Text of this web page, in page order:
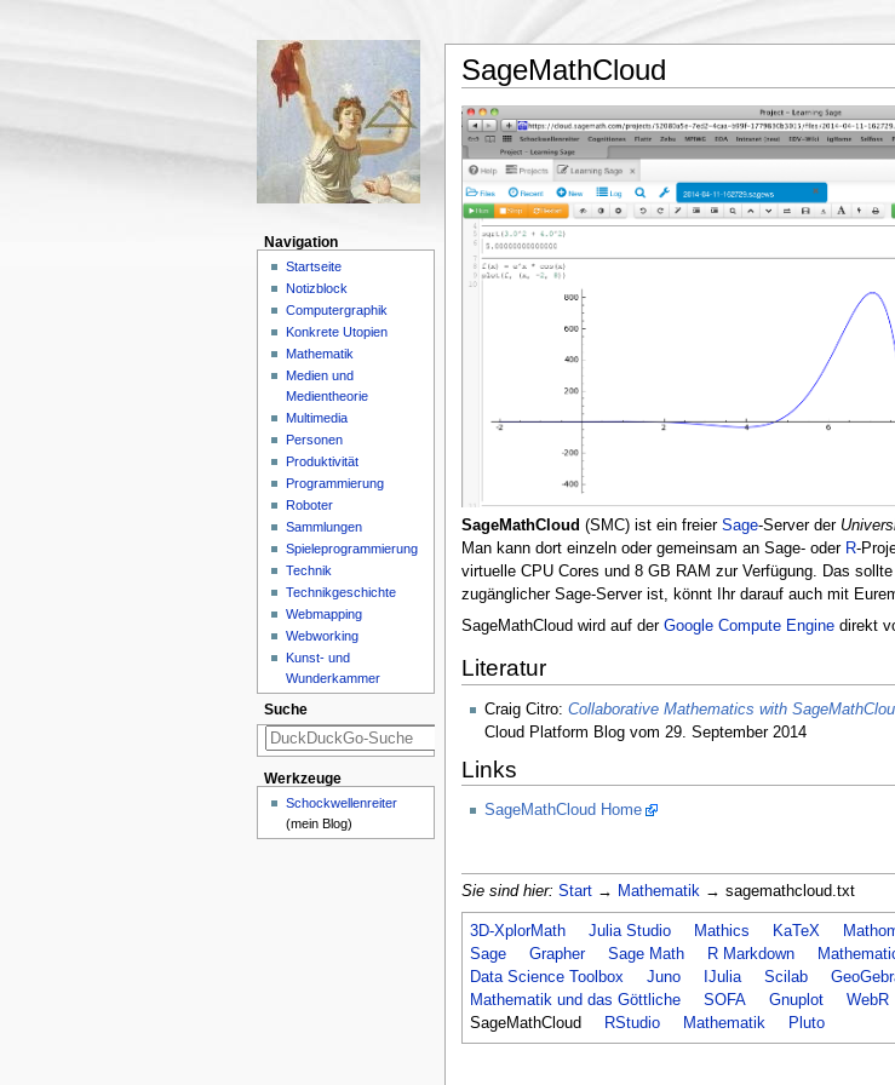
SageMathCloud
SageMathCloud (SMC) ist ein freier Sage-Server der
Man kann dort einzeln oder gemeinsam an Sage- oder R-
virtuelle CPU Cores und 8 GB RAM zur Verfügung. Das
zugänglicher Sage-Server ist, könnt Ihr darauf auch mit
SageMathCloud wird auf der Google Compute Enginedirekt
Literatur
Craig Citro: Collaborative Mathematics with
Cloud Platform Blog vom 29. September 2014
Links
SageMathCloud Home
Sie sind hier: Start→ Mathematik→ sagemathcloud.txt
3D-XplorMath Julia Studio Mathics KaTeX
Sage
Grapher Sage Math R Markdown
Data Science Toolbox
Juno IJulia Scilab
Mathematik und das Göttliche
SOFA Gnuplot WebR
SageMathCloud
RStudio Mathematik Pluto
Navigation
Startseite
Notizblock
Computergraphik
Konkrete Utopien
Mathematik
Medien und
Medientheorie
Multimedia
Personen
Produktivität
Programmierung
Roboter
Sammlungen
Spieleprogrammierung
Technik
Technikgeschichte
Webmapping
Webworking
Kunst- und
Wunderkammer
Suche
Werkzeuge
Schockwellenreiter
(mein Blog)